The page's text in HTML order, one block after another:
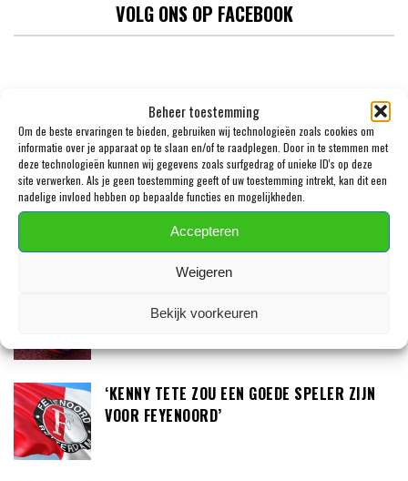
Beheer toestemming
Om de beste ervaringen te bieden, gebruiken wij technologieën zoals cookies om
informatie over je apparaat op te slaan en/of te raadplegen. Door in te stemmen met
deze technologieën kunnen wij gegevens zoals surfgedrag of unieke ID's op deze
site verwerken. Als je geen toestemming geeft of uw toestemming intrekt, kan dit een
nadelige invloed hebben op bepaalde functies en mogelijkheden.
Accepteren
Weigeren
Bekijk voorkeuren
VOLG ONS OP FACEBOOK
LAATSTE BERICHTEN
HARRIE KUSTER (20)
‘KENNY TETE ZOU EEN GOEDE SPELER ZIJN
VOOR FEYENOORD’